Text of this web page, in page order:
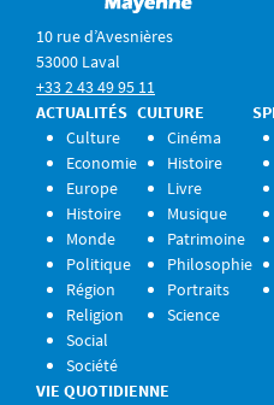
10 rue d’Avesnières
53000 Laval
+33 2 43 49 95 11
ACTUALITÉS
Culture
Economie
Europe
Histoire
Monde
Politique
Région
Religion
Social
Société
CULTURE
Cinéma
Histoire
Livre
Musique
Patrimoine
Philosophie
Portraits
Science
VIE QUOTIDIENNE